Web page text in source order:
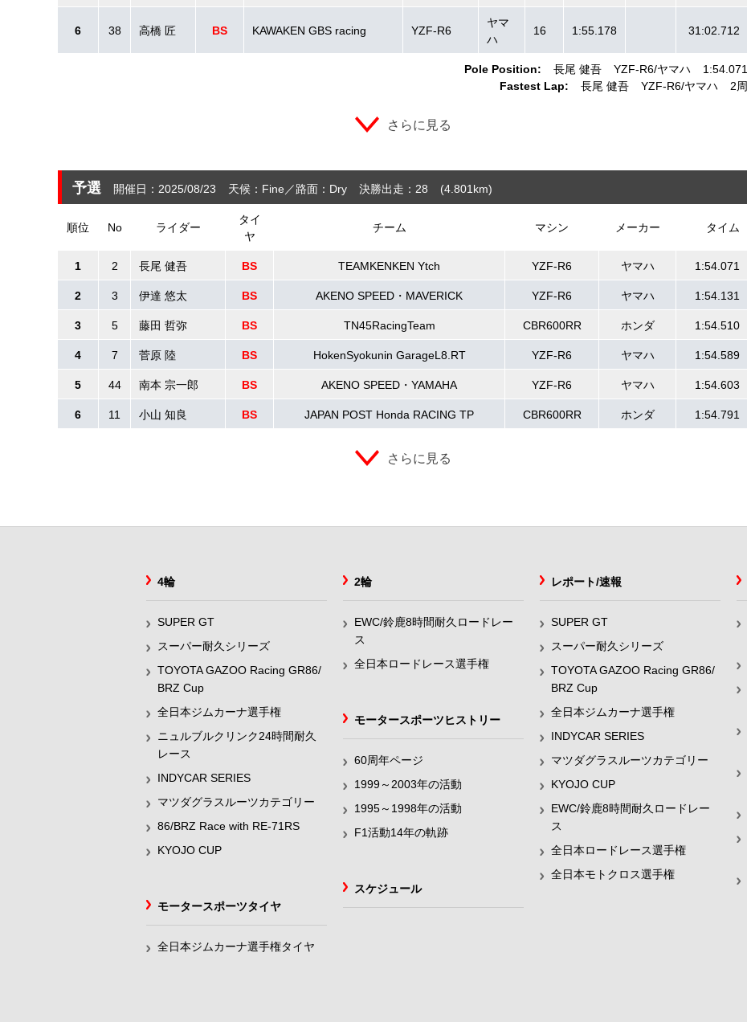
Pole Position: 長尾 健吾 YZF-R6 ヤマハ
1:54.071
Fastest Lap:
長尾 健吾 YZF-R6 ヤマハ 2周
6 38 高橋 匠 BS KAWAKEN GBS racing YZF-R6
ヤマ
ハ
16 1:55.178 31:02.712
さらに見る
予選 開催日：2025/08/23 天候：Fine 路面：Dry 決勝出走：28 (4.801 km)
順位 No ライダー
タイ
ヤ
チーム マシン メーカー タイム
1 2 長尾 健吾 BS TEAMKENKEN Ytch YZF-R6 ヤマハ 1:54.071
2 3 伊達 悠太 BS AKENO SPEED・MAVERICK YZF-R6 ヤマハ 1:54.131
3 5 藤田 哲弥 BS TN45RacingTeam CBR600RR ホンダ 1:54.510
4 7 菅原 陸 BS HokenSyokunin GarageL8.RT YZF-R6 ヤマハ 1:54.589
5 44 南本 宗一郎 BS AKENO SPEED・YAMAHA YZF-R6 ヤマハ 1:54.603
6 11 小山 知良 BS JAPAN POST Honda RACING TP CBR600RR ホンダ 1:54.791
さらに見る
4輪
SUPER GT
スーパー耐久シリーズ
TOYOTA GAZOO Racing GR86/
BRZ Cup
全日本ジムカーナ選手権
ニュルブルクリンク24時間耐久
レース
INDYCAR SERIES
マツダグラスルーツカテゴリー
86/BRZ Race with RE-71RS
KYOJO CUP
2輪
EWC/鈴鹿8時間耐久ロードレー
ス
全日本ロードレース選手権
レポート/速報
SUPER GT
スーパー耐久シリーズ
TOYOTA GAZOO Racing GR86/
BRZ Cup
全日本ジムカーナ選手権
INDYCAR SERIES
マツダグラスルーツカテゴリー
KYOJO CUP
EWC/鈴鹿8時間耐久ロードレー
ス
全日本ロードレース選手権
全日本モトクロス選手権
モータースポーツヒストリー
60周年ページ
1999～2003年の活動
1995～1998年の活動
F1活動14年の軌跡
スケジュール
モータースポーツタイヤ
全日本ジムカーナ選手権タイヤ